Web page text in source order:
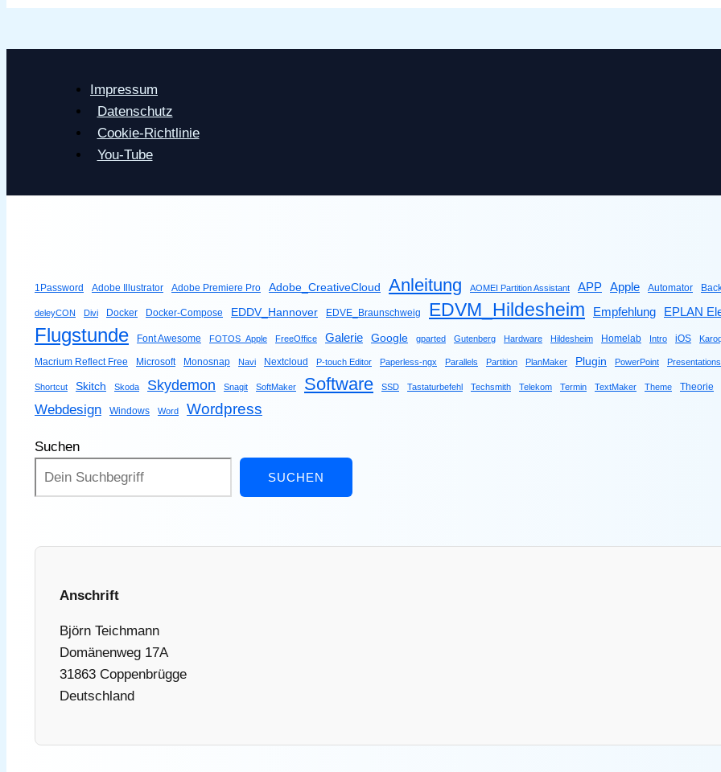
Impressum
Datenschutz
Cookie-Richtlinie
You-Tube
1Password Adobe Illustrator Adobe Premiere Pro Adobe_CreativeCloud Anleitung AOMEI Partition Assistant APP Apple Automator
deleyCON Divi Docker Docker-Compose EDDV_Hannover EDVE_Braunschweig EDVM_Hildesheim Empfehlung EPLAN
Flugstunde Font Awesome FOTOS_Apple FreeOffice Galerie Google gparted Gutenberg Hardware Hildesheim Homelab Intro iOS
Macrium Reflect Free Microsoft Monosnap Navi Nextcloud P-touch Editor Paperless-ngx Parallels Partition PlanMaker Plugin PowerPoint Presentations
Shortcut Skitch Skoda Skydemon Snagit SoftMaker Software SSD Tastaturbefehl Techsmith Telekom Termin TextMaker Theme Theorie
Webdesign Windows Word Wordpress
Suchen
SUCHEN
Anschrift
Björn Teichmann
Domänenweg 17A
31863 Coppenbrügge
Deutschland